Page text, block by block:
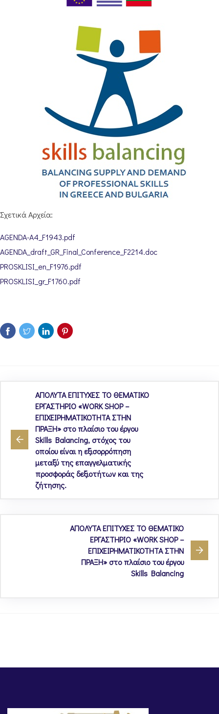
Σχετικά Αρχεία:
AGENDA-A4_F1943.pdf
AGENDA_draft_GR_Final_Conference_F2214.doc
PROSKLISI_en_F1976.pdf
PROSKLISI_gr_F1760.pdf
ΑΠΟΛΥΤΑ ΕΠΙΤΥΧΕΣ ΤΟ ΘΕΜΑΤΙΚΟ
ΕΡΓΑΣΤΗΡΙΟ «WORK SHOP –
ΕΠΙΧΕΙΡΗΜΑΤΙΚΟΤΗΤΑ ΣΤΗΝ
ΠΡΑΞΗ» στο πλαίσιο του έργου
Skills Balancing, στόχος του
οποίου είναι η εξισορρόπηση
μεταξύ της επαγγελματικής
προσφοράς δεξιοτήτων και της
ζήτησης.
ΑΠΟΛΥΤΑ ΕΠΙΤΥΧΕΣ ΤΟ ΘΕΜΑΤΙΚΟ
ΕΡΓΑΣΤΗΡΙΟ «WORK SHOP –
ΕΠΙΧΕΙΡΗΜΑΤΙΚΟΤΗΤΑ ΣΤΗΝ
ΠΡΑΞΗ» στο πλαίσιο του έργου
Skills Balancing